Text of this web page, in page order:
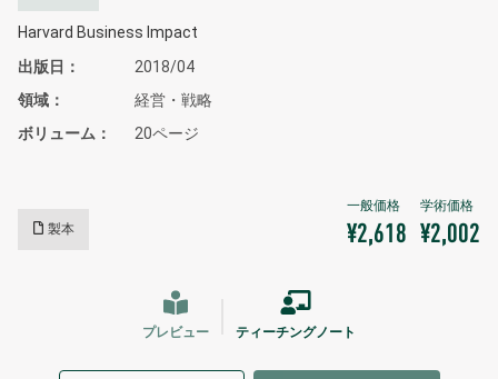
Harvard Business Impact
出版日
2018/04
領域
経営・戦略
ボリューム
20ページ
製本 ¥2,618 ¥2,002
プレビュー ティーチングノート